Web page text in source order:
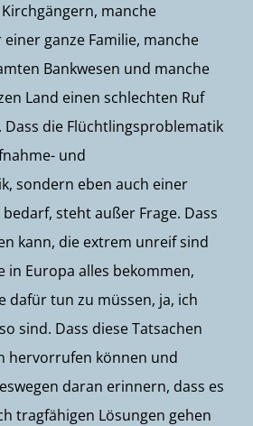
manche
ganze Familie, manche
Bankwesen und manche
Land einen schlechten Ruf
die Flüchtlingsproblematik
und
sondern eben auch einer
steht außer Frage. Dass
kann, die extrem unreif sind
in Europa alles bekommen,
dafür tun zu müssen, ja, ich
sind. Dass diese Tatsachen
hervorrufen können und
daran erinnern, dass es
tragfähigen Lösungen gehen